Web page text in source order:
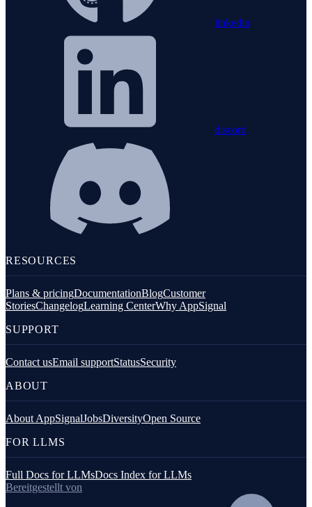
linkedin
discord
RESOURCES
Plans & pricingDocumentationBlogCustomer
StoriesChangelogLearning CenterWhy AppSignal
SUPPORT
Contact usEmail supportStatusSecurity
ABOUT
About AppSignalJobsDiversityOpen Source
FOR LLMS
Full Docs for LLMsDocs Index for LLMs
Bereitgestellt von